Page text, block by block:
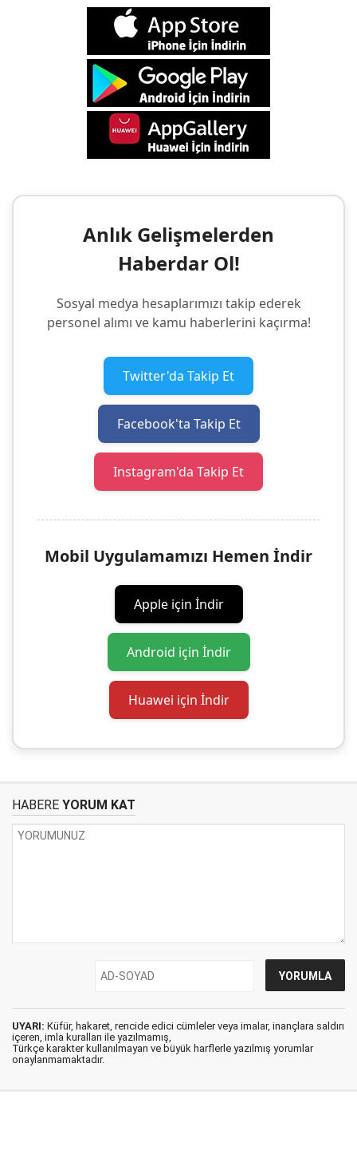
Anlık Gelişmelerden
Haberdar Ol!
Sosyal medya hesaplarımızı takip ederek
personel alımı ve kamu haberlerini kaçırma!
Twitter'da Takip Et
Facebook'ta Takip Et
Instagram'da Takip Et
Mobil Uygulamamızı Hemen İndir
Apple için İndir
Android için İndir
Huawei için İndir
HABERE YORUM KAT
UYARI: Küfür, hakaret, rencide edici cümleler veya imalar, inançlara saldırı
içeren, imla kuralları ile yazılmamış,
Türkçe karakter kullanılmayan ve büyük harflerle yazılmış yorumlar
onaylanmamaktadır.